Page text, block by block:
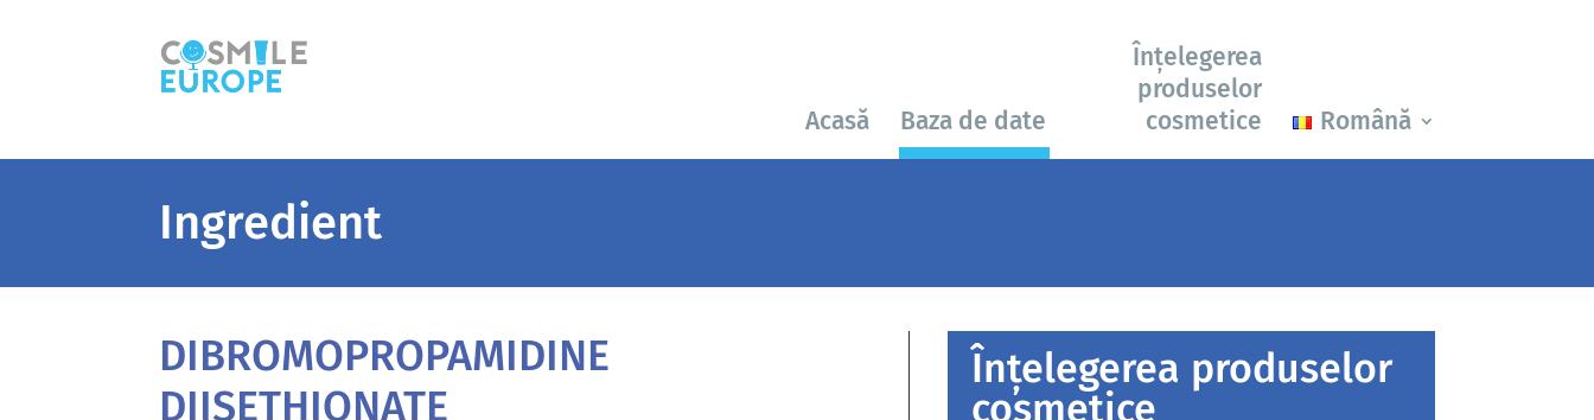
Acasă Baza de date
Înțelegerea
produselor
cosmetice
Română
Ingredient
DIBROMOPROPAMIDINE
DIISETHIONATE
Înțelegerea produselor
cosmetice